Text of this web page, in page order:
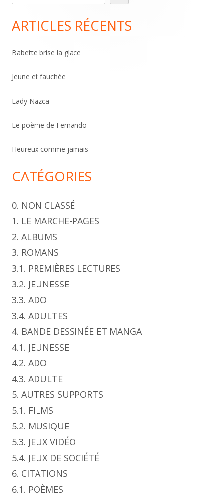
Sidebar
e
h
c
e
ARTICLES RÉCENTS
Babette brise la glace
Jeune et fauchée
Lady Nazca
Le poème de Fernando
Heureux comme jamais
CATÉGORIES
0. NON CLASSÉ
1. LE MARCHE-PAGES
2. ALBUMS
3. ROMANS
3.1. PREMIÈRES LECTURES
3.2. JEUNESSE
3.3. ADO
3.4. ADULTES
4. BANDE DESSINÉE ET MANGA
4.1. JEUNESSE
4.2. ADO
4.3. ADULTE
5. AUTRES SUPPORTS
5.1. FILMS
5.2. MUSIQUE
5.3. JEUX VIDÉO
5.4. JEUX DE SOCIÉTÉ
6. CITATIONS
6.1. POÈMES